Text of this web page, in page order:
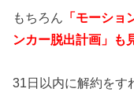
もちろん 「モーシ
ンカー脱出計画」も
31日以内に解約をす